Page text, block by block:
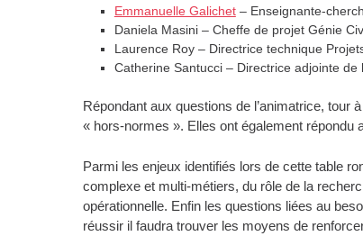
Emmanuelle Galichet– Enseignante-
Daniela Masini – Cheffe de projet Génie
Laurence Roy – Directrice technique
Catherine Santucci – Directrice adjointe
Répondant aux questions de l’animatrice,
« hors-normes ». Elles ont également répondu
Parmi les enjeux identifiés lors de cette table
complexe et multi-métiers, du rôle de la
opérationnelle. Enfin les questions liées au
réussir il faudra trouver les moyens de